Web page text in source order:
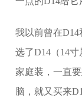
我以前曾在
选了D14（14
家庭装，一直
脑，就又买来